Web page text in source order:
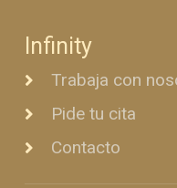
Infinity
Trabaja con
Pide tu cita
Contacto